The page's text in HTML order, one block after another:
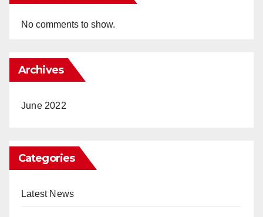
No comments to show.
Archives
June 2022
Categories
Latest News